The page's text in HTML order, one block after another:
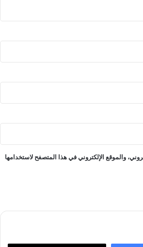
والموقع الإلكتروني في هذا المتصفح لاستخدامها